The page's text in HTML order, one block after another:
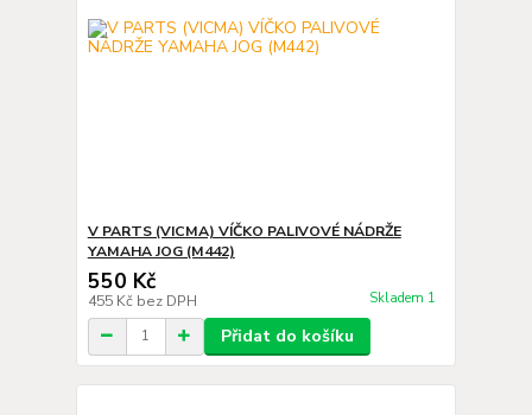
V PARTS (VICMA) VÍČKO PALIVOVÉ NÁDRŽE
YAMAHA JOG (M442)
550 Kč
455 Kč bez DPH Skladem 1
Přidat do košíku